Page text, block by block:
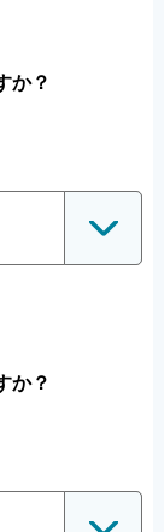
か？
か？